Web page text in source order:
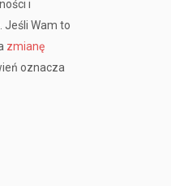
i
Jeśli Wam to
zmianę
oznacza